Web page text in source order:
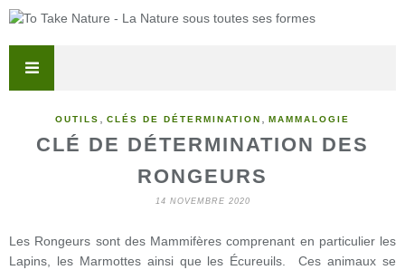
OUTILS CLÉS DE DÉTERMINATION MAMMALOGIE
CLÉ DE DÉTERMINATION DES
RONGEURS
14 NOVEMBRE 2020
Les Rongeurs sont des Mammifères comprenant en particulier les
Lapins, les Marmottes ainsi que les Écureuils. Ces animaux se